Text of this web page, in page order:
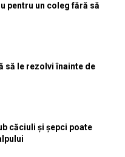
pentru un coleg fără să
să le rezolvi înainte de
căciuli și șepci poate